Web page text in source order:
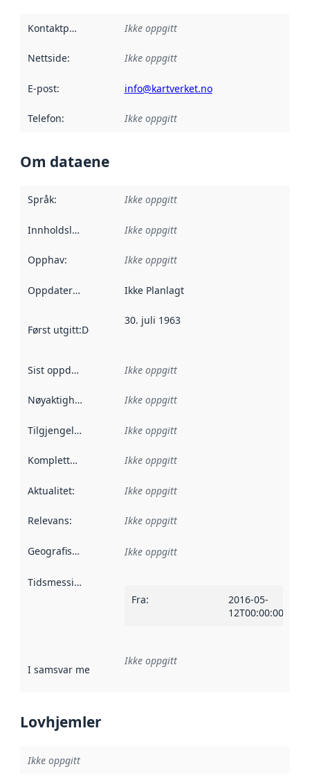
Kontaktpunkt Ikke oppgitt
Nettside: Ikke oppgitt
E-post: info@kartverket.no
Telefon: Ikke oppgitt
Om dataene
Språk: Ikke oppgitt
Innholdsleverandører :
Ikke oppgitt
Opphav: Ikke oppgitt
Oppdateringsfrekvens :
Ikke Planlagt
Først utgitt:Denne datoen sier når dataene i dette
30. juli 1963
Sist oppdatert Ikke oppgitt
Nøyaktighet Ikke oppgitt
Tilgjengelighet Ikke oppgitt
Kompletthet Ikke oppgitt
Aktualitet: Ikke oppgitt
Relevans: Ikke oppgitt
Geografisk avgrensning :
Ikke oppgitt
Tidsmessig avgrensning
Fra:
2016-05-
12T00:00:00Z
I samsvar med Referanse til en implementasjonsregel
Ikke oppgitt
Lovhjemler
Ikke oppgitt